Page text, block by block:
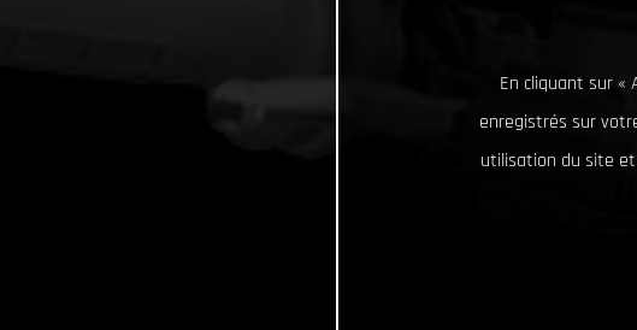
En cliquant sur «
enregistrés sur
utilisation du site